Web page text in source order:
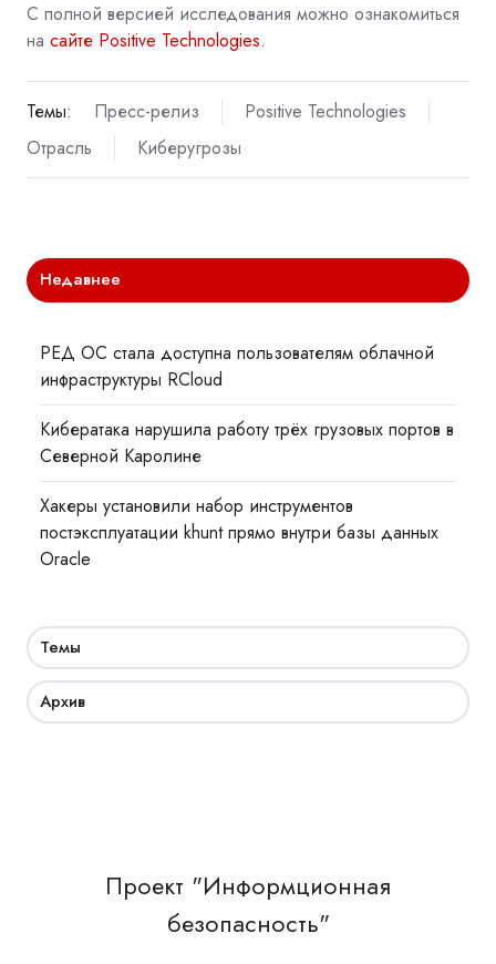
С полной версией исследования можно ознакомиться
на сайте Positive Technologies.
Темы: Пресс-релиз
Positive Technologies
Отрасль
Киберугрозы
Недавнее
РЕД ОС стала доступна пользователям облачной
инфраструктуры RCloud
Кибератака нарушила работу трёх грузовых портов в
Северной Каролине
Хакеры установили набор инструментов
постэксплуатации khunt прямо внутри базы данных
Oracle
Темы
Архив
Проект "Информционная
безопасность"